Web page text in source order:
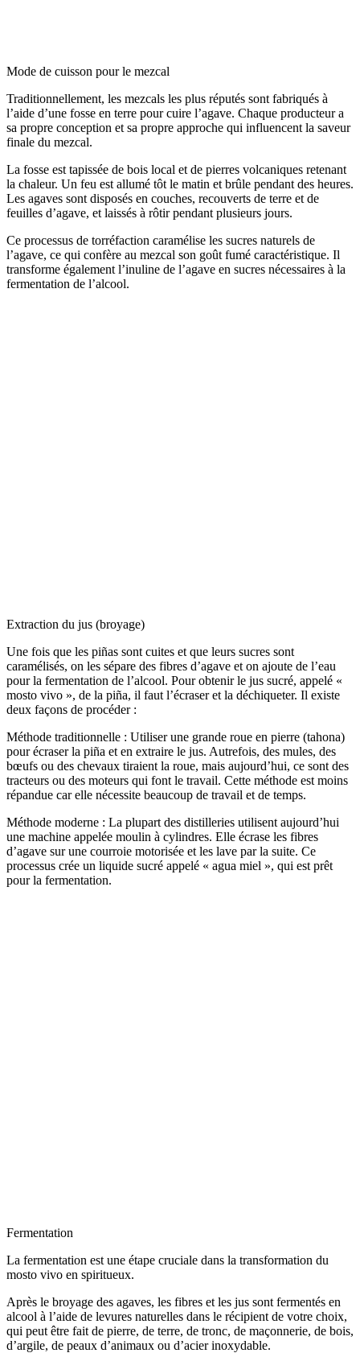
Mode de cuisson pour le mezcal
Traditionnellement, les mezcals les plus réputés sont fabriqués à
l’aide d’une fosse en terre pour cuire l’agave. Chaque producteur a
sa propre conception et sa propre approche qui influencent la saveur
finale du mezcal.
La fosse est tapissée de bois local et de pierres volcaniques retenant
la chaleur. Un feu est allumé tôt le matin et brûle pendant des heures.
Les agaves sont disposés en couches, recouverts de terre et de
feuilles d’agave, et laissés à rôtir pendant plusieurs jours.
Ce processus de torréfaction caramélise les sucres naturels de
l’agave, ce qui confère au mezcal son goût fumé caractéristique. Il
transforme également l’inuline de l’agave en sucres nécessaires à la
fermentation de l’alcool.
Extraction du jus (broyage)
Une fois que les piñas sont cuites et que leurs sucres sont
caramélisés, on les sépare des fibres d’agave et on ajoute de l’eau
pour la fermentation de l’alcool. Pour obtenir le jus sucré, appelé «
mosto vivo », de la piña, il faut l’écraser et la déchiqueter. Il existe
deux façons de procéder :
Méthode traditionnelle : Utiliser une grande roue en pierre (tahona)
pour écraser la piña et en extraire le jus. Autrefois, des mules, des
bœufs ou des chevaux tiraient la roue, mais aujourd’hui, ce sont des
tracteurs ou des moteurs qui font le travail. Cette méthode est moins
répandue car elle nécessite beaucoup de travail et de temps.
Méthode moderne : La plupart des distilleries utilisent aujourd’hui
une machine appelée moulin à cylindres. Elle écrase les fibres
d’agave sur une courroie motorisée et les lave par la suite. Ce
processus crée un liquide sucré appelé « agua miel », qui est prêt
pour la fermentation.
Fermentation
La fermentation est une étape cruciale dans la transformation du
mosto vivo en spiritueux.
Après le broyage des agaves, les fibres et les jus sont fermentés en
alcool à l’aide de levures naturelles dans le récipient de votre choix,
qui peut être fait de pierre, de terre, de tronc, de maçonnerie, de bois,
d’argile, de peaux d’animaux ou d’acier inoxydable.